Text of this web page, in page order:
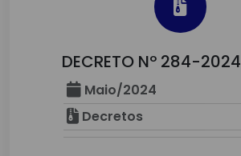
DECRETO Nº 284-2024
Maio/2024
Decretos